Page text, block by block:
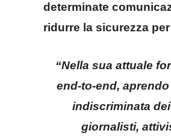
determinate
ridurre la sicurezza
“Nella sua attuale
end-to-end,
indiscriminata
giornalisti,